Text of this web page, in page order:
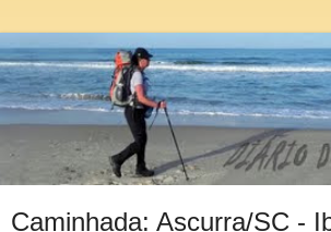
Caminhada: Ascurra/SC -